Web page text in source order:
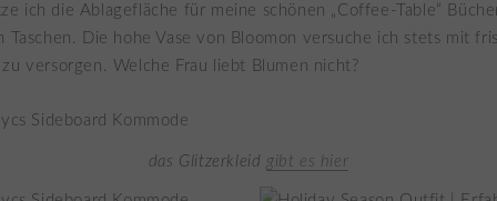
ich die Ablagefläche für meine schönen „Coffee-Table“
Taschen. Die hohe Vase von Bloomon versuche ich stets mit
versorgen. Welche Frau liebt Blumen nicht?
das Glitzerkleid gibt es hier